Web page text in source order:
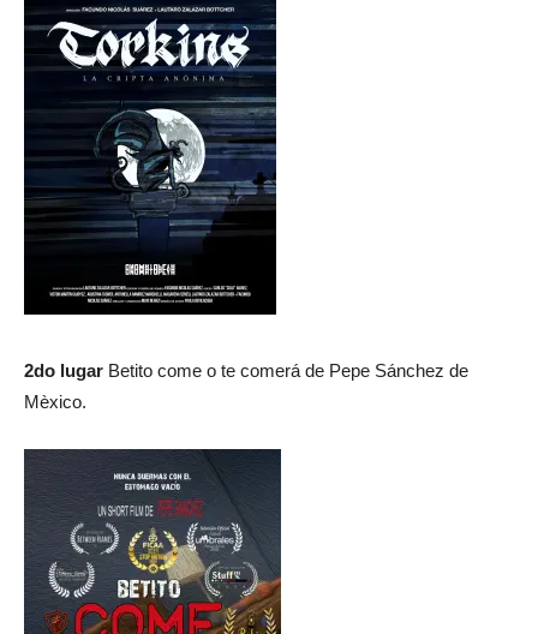
2do lugar Betito come o te comerá de Pepe Sánchez de
Mèxico.